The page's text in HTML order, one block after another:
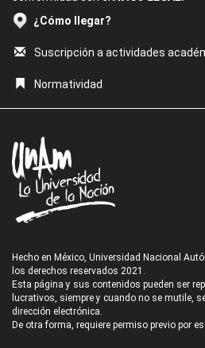
¿Cómo llegar?
Suscripción a actividades
Normatividad
Hecho en México, Universidad Nacional
los derechos reservados 2021.
Esta página y sus contenidos pueden ser
lucrativos, siempre y cuando no se mutile,
dirección electrónica.
De otra forma, requiere permiso previo por